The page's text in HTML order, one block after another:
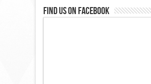
Find us on Facebook